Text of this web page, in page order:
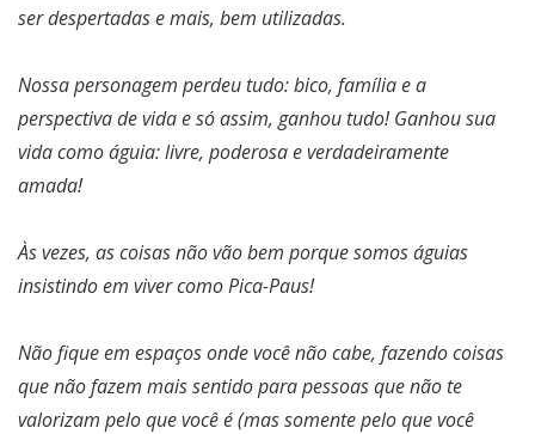
ser despertadas e mais, bem utilizadas.
Nossa personagem perdeu tudo: bico, família e a
perspectiva de vida e só assim, ganhou tudo! Ganhou sua
vida como águia: livre, poderosa e verdadeiramente
amada!
Às vezes, as coisas não vão bem porque somos águias
insistindo em viver como Pica-Paus!
Não fique em espaços onde você não cabe, fazendo coisas
que não fazem mais sentido para pessoas que não te
valorizam pelo que você é (mas somente pelo que você